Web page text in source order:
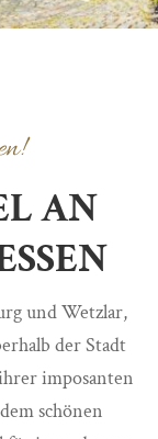
AN
und Wetzlar,
der Stadt
imposanten
schönen